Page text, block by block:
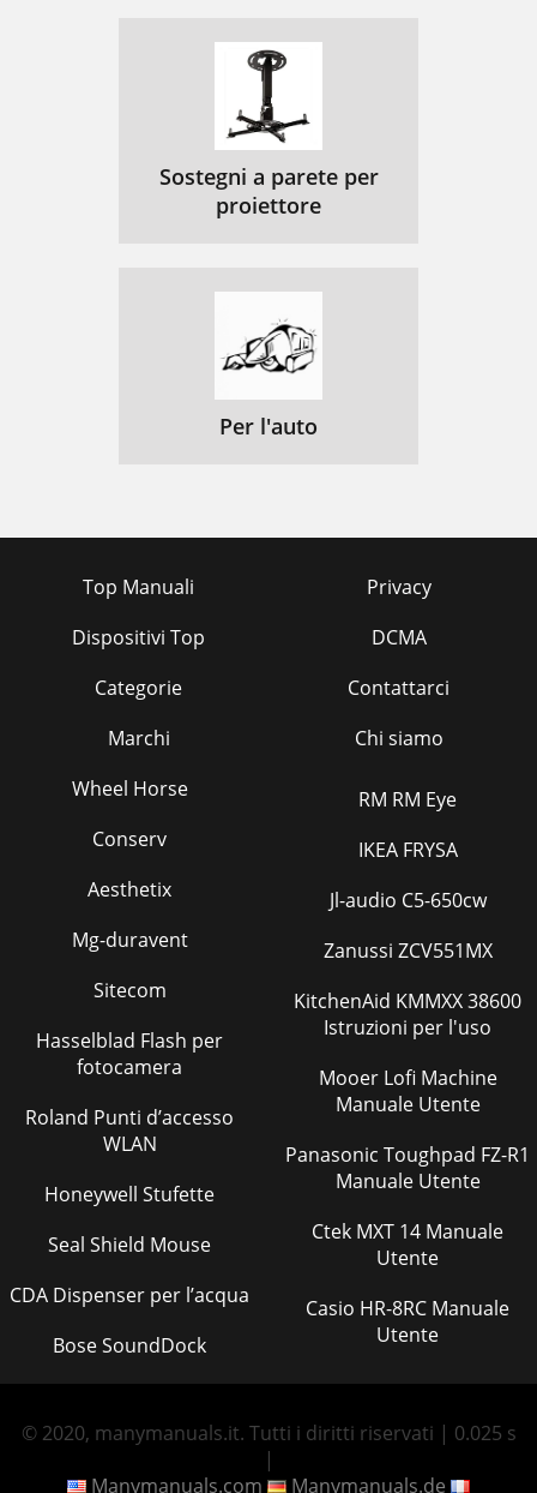
Sostegni a parete per
proiettore
Per l'auto
Top Manuali
Dispositivi Top
Categorie
Marchi
Privacy
DCMA
Contattarci
Chi siamo
Wheel Horse
Conserv
Aesthetix
Mg-duravent
Sitecom
Hasselblad Flash per
fotocamera
Roland Punti d’accesso
WLAN
Honeywell Stufette
Seal Shield Mouse
CDA Dispenser per l’acqua
Bose SoundDock
RM RM Eye
IKEA FRYSA
Jl-audio C5-650cw
Zanussi ZCV551MX
KitchenAid KMMXX 38600
Istruzioni per l'uso
Mooer Lofi Machine
Manuale Utente
Panasonic Toughpad FZ-R1
Manuale Utente
Ctek MXT 14 Manuale
Utente
Casio HR-8RC Manuale
Utente
© 2020, manymanuals.it. Tutti i diritti riservati | 0.025 s
|
Manymanuals.com
Manymanuals.de